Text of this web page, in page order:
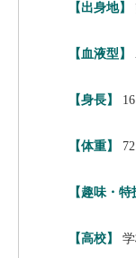
【出身地】
【血液型】
【身長】
【体重】
【趣味・特
【高校】